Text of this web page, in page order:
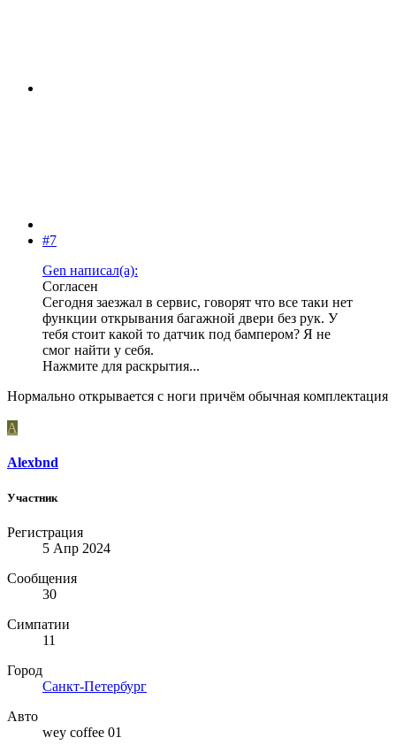
#7
Gen написал(а):
Согласен
Сегодня заезжал в сервис, говорят что все таки нет
функции открывания багажной двери без рук. У
тебя стоит какой то датчик под бампером? Я не
смог найти у себя.
Нажмите для раскрытия...
Нормально открывается с ноги причём обычная комплектация
A
Alexbnd
Участник
Регистрация
5 Апр 2024
Сообщения
30
Симпатии
11
Город
Санкт-Петербург
Авто
wey coffee 01